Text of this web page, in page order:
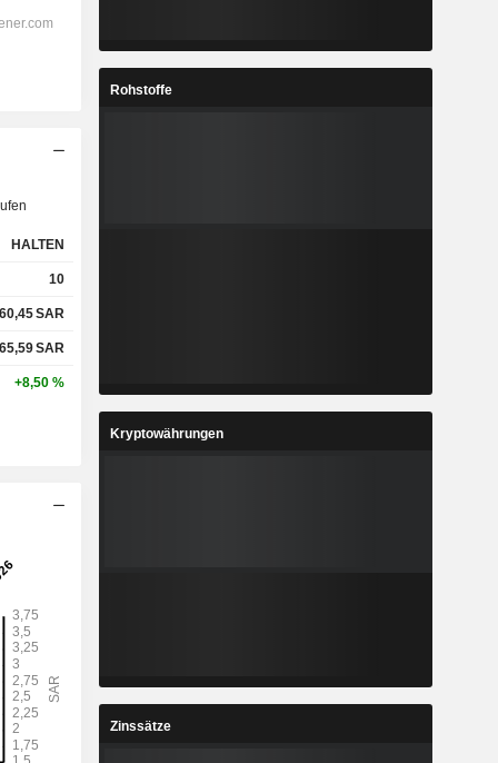
HALTEN
10
60,45SAR
65,59SAR
+8,50 %
Rohstoffe
Kryptowährungen
Zinssätze